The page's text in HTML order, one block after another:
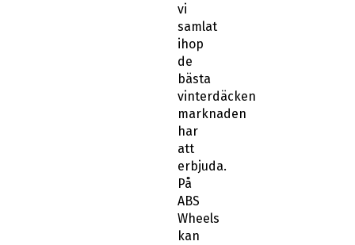
vi
samlat
ihop
de
bästa
vinterdäcken
marknaden
har
att
erbjuda.
På
ABS
Wheels
kan